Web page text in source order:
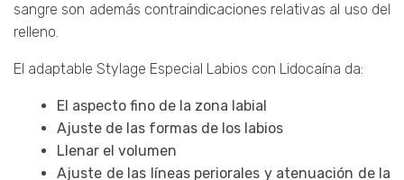
sangre son además contraindicaciones relativas al uso del
relleno.
El adaptable Stylage Especial Labios con Lidocaína da:
El aspecto fino de la zona labial
Ajuste de las formas de los labios
Llenar el volumen
Ajuste de las líneas periorales y atenuación de la